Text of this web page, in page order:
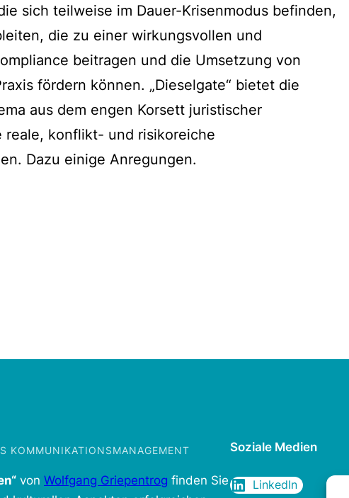
sich teilweise im Dauer-Krisenmodus befinden,
die zu einer wirkungsvollen und
beitragen und die Umsetzung von
fördern können. „Dieselgate“ bietet die
aus dem engen Korsett juristischer
konflikt- und risikoreiche
Dazu einige Anregungen.
KOMMUNIKATIONSMANAGEMENT
von Wolfgang Griepentrog finden Sie
Soziale Medien
LinkedIn